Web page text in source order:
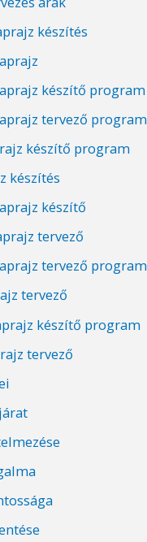
készítés
készítő program
tervező program
készítő program
készítés
készítő
tervező
tervező program
tervező
készítő program
tervező